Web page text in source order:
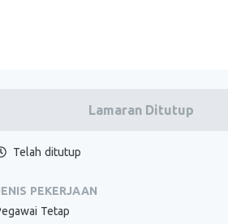
Lamaran Ditutup
Telah ditutup
PEKERJAAN
Tetap